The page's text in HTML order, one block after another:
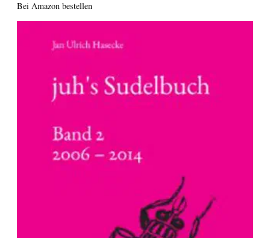
Bei Amazon bestellen